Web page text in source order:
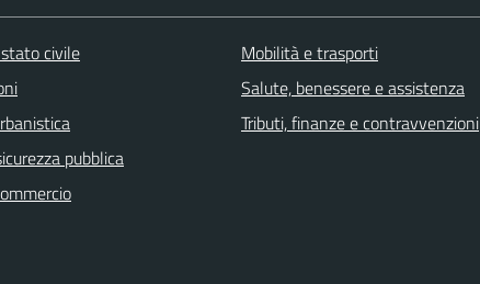
civile
pubblica
Mobilità e trasporti
Salute, benessere e assistenza
Tributi, finanze e contravvenzioni